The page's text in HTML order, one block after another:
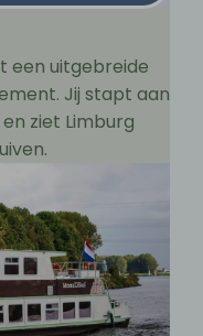
een uitgebreide
Jij stapt aan
ziet Limburg